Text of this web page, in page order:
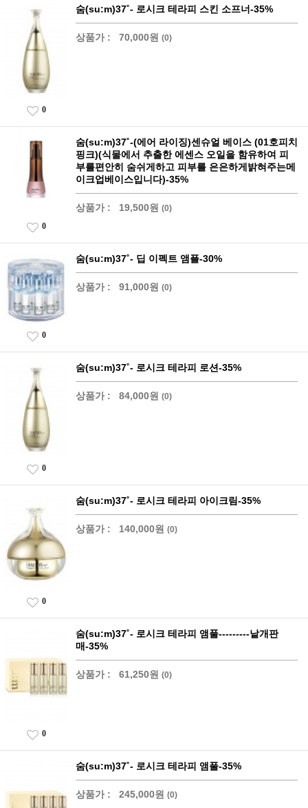
숨(su:m)37˚- 로시크 테라피 스킨 소프너-35%
상품가 : 70,000원 (0)
0
숨(su:m)37˚-(에어 라이징)센슈얼 베이스 (01호피치
핑크)(식물에서 추출한 에센스 오일을 함유하여 피
부를편안히 숨쉬게하고 피부를 은은하게밝혀주는메
이크업베이스입니다)-35%
상품가 : 19,500원 (0)
0
숨(su:m)37˚- 딥 이펙트 앰플-30%
상품가 : 91,000원 (0)
0
숨(su:m)37˚- 로시크 테라피 로션-35%
상품가 : 84,000원 (0)
0
숨(su:m)37˚- 로시크 테라피 아이크림-35%
상품가 : 140,000원 (0)
0
숨(su:m)37˚- 로시크 테라피 앰풀---------낱개판
매-35%
상품가 : 61,250원 (0)
0
숨(su:m)37˚- 로시크 테라피 앰풀-35%
상품가 : 245,000원 (0)